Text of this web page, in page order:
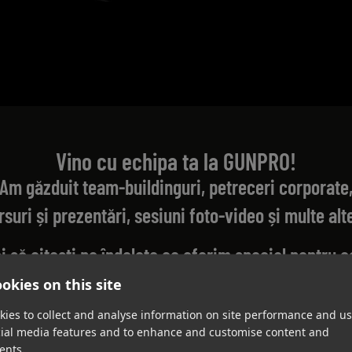
on this site
to collect and analyse information on site performance and
media features and to enhance and customise content and
Vino cu echipa ta la GUNPRO!
Am găzduit team-buildinguri, petreceri corporate,
și prezentări, sesiuni foto-video și multe
să citești pe îndelete ce oferim special pentru
downloadează broșura noastră de prezentare.
o ofertă personalizată pentru